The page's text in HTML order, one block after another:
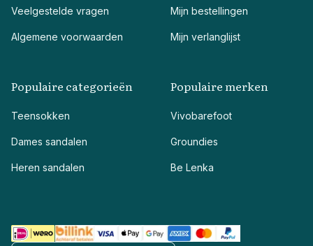
Veelgestelde vragen
Algemene voorwaarden
Mijn bestellingen
Mijn verlanglijst
Populaire categorieën
Teensokken
Dames sandalen
Heren sandalen
Populaire merken
Vivobarefoot
Groundies
Be Lenka